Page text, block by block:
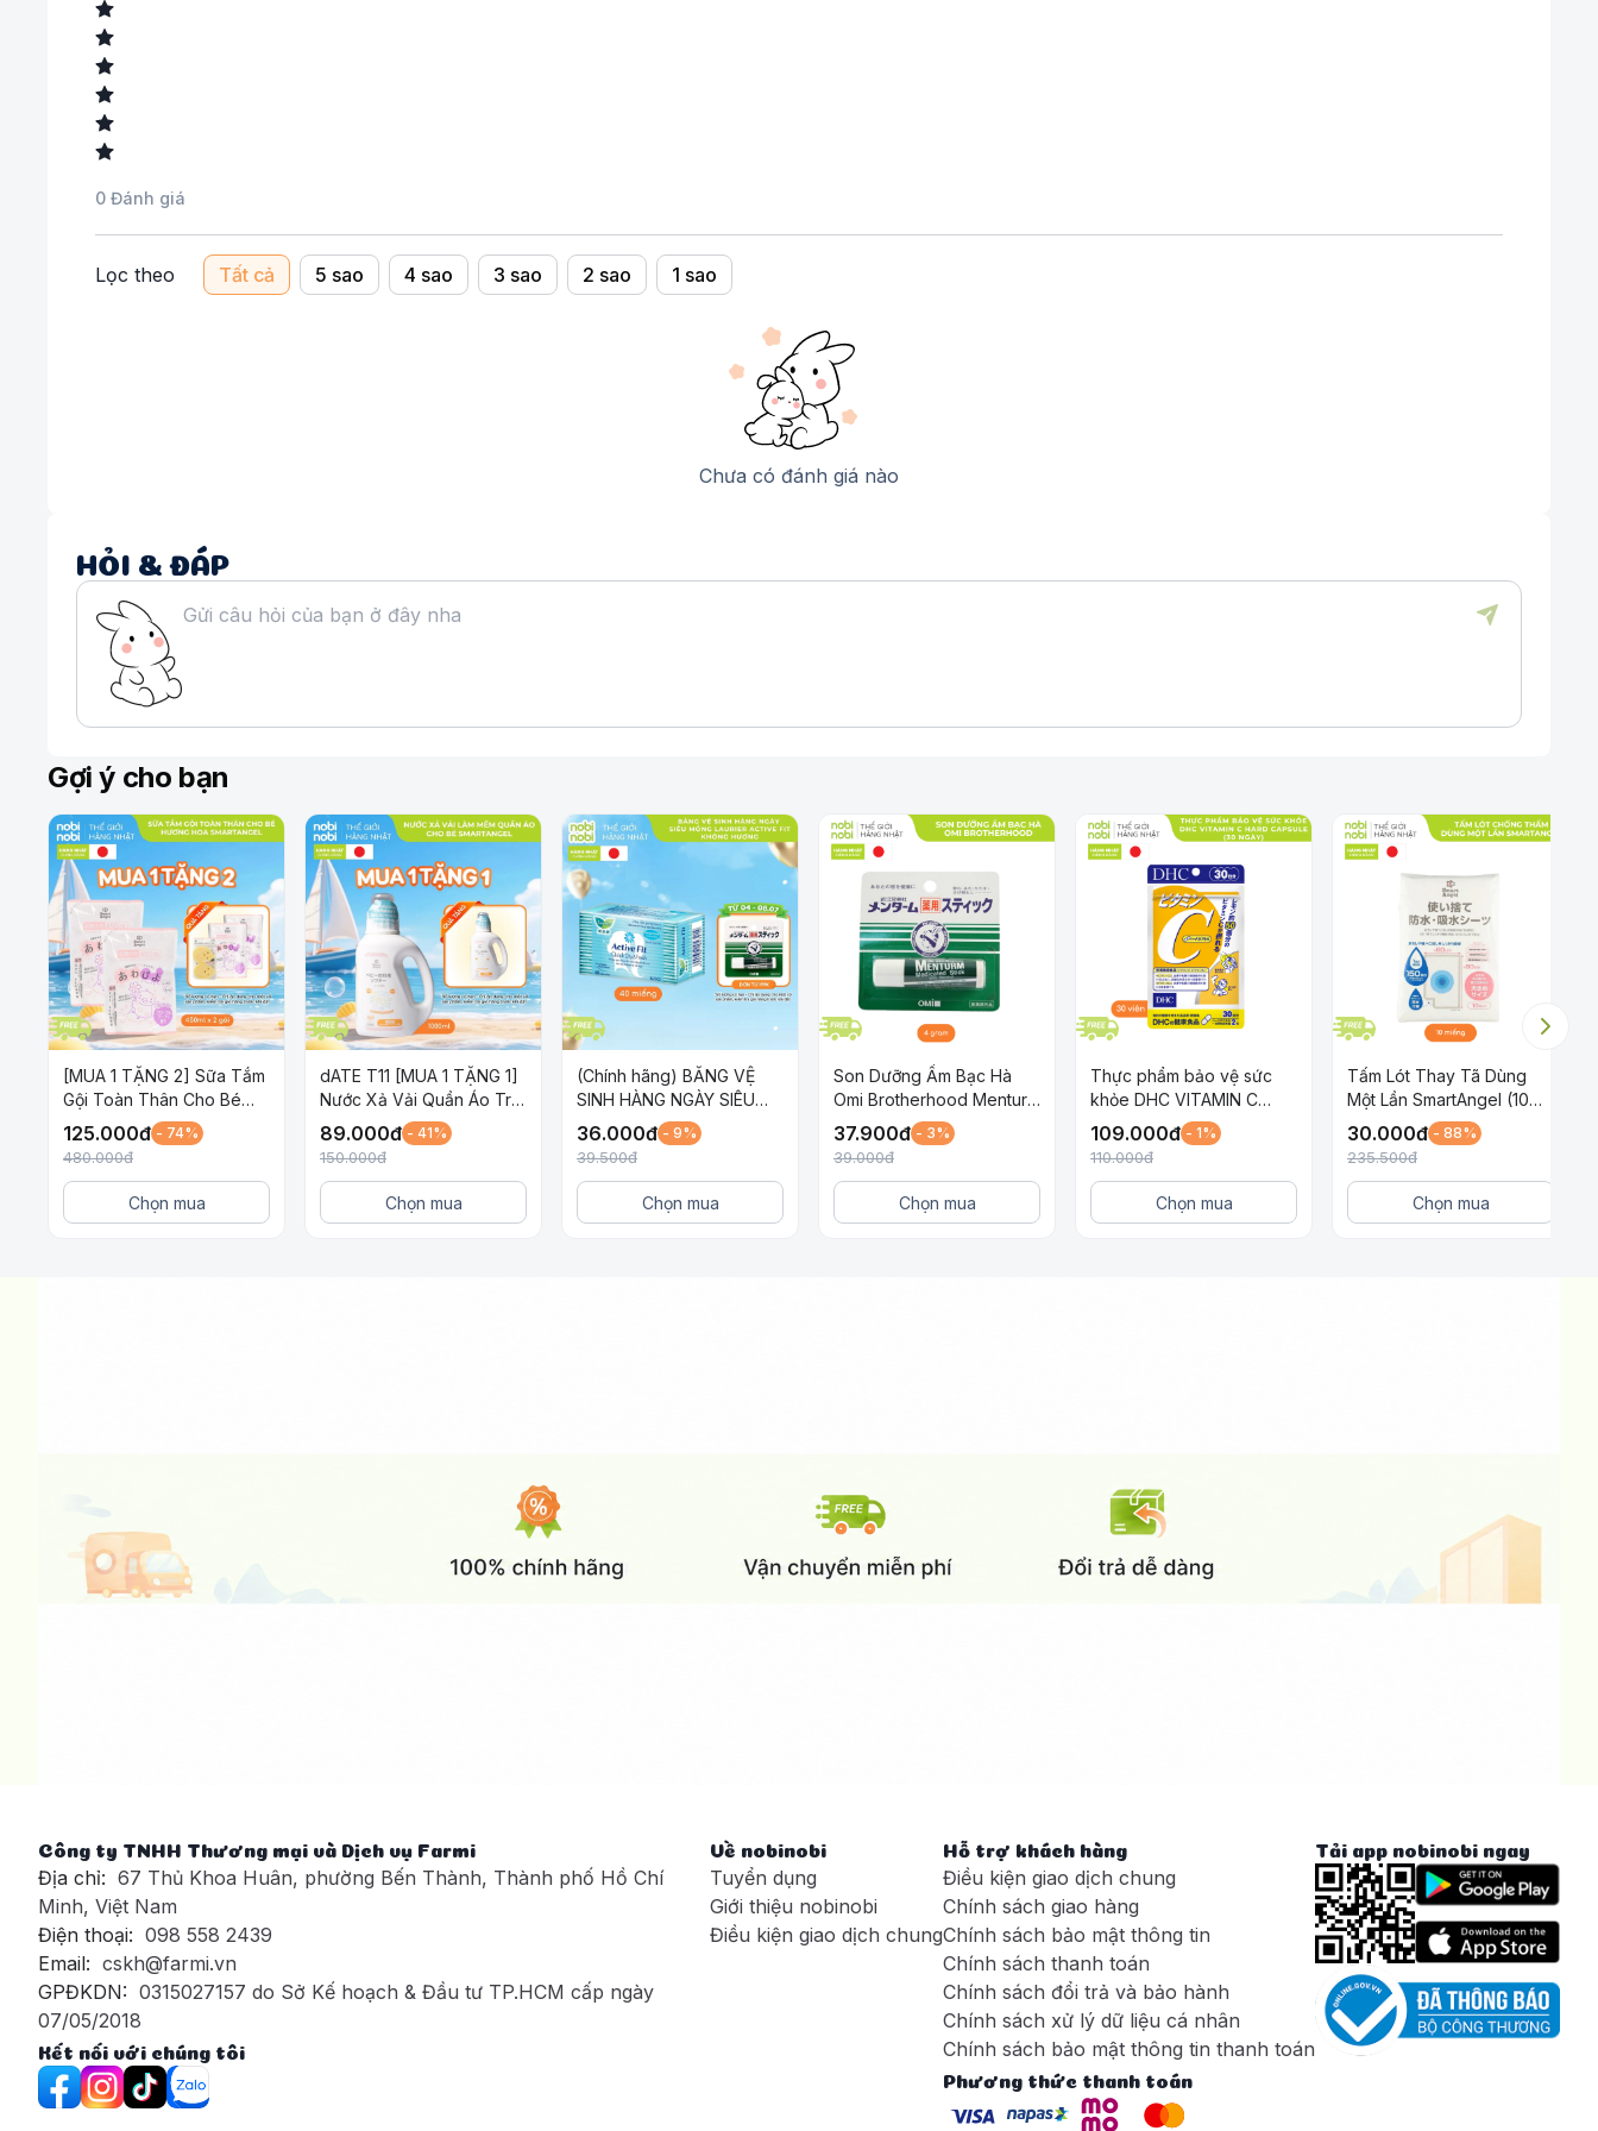
0 Đánh giá
Lọc theo Tất cả 5 sao 4 sao 3 sao 2 sao 1 sao
Chưa có đánh giá nào
HỎI & ĐÁP
Gợi ý cho bạn
[MUA 1 TẶNG 2] Sữa Tắm
Gội Toàn Thân Cho Bé
Awapiyo SmartAngel Dịu
Nhẹ Lành Tính Hương Hoa
125.000đ - 74%
480.000đ
Chọn mua
dATE T11 [MUA 1 TẶNG 1]
Nước Xả Vải Quần Áo Trẻ
Em SmartAngel Dịu Nhẹ,
An Toàn và Lành Tính Cho
89.000đ - 41%
150.000đ
Chọn mua
(Chính hãng) BĂNG VỆ
SINH HÀNG NGÀY SIÊU
MỎNG LAURIER ACTIVE
FIT KHÔNG HƯƠNG 40
36.000đ - 9%
39.500đ
Chọn mua
Son Dưỡng Ẩm Bạc Hà
Omi Brotherhood Menturm
Dành Cho Môi Khô Và Nứt
Nẻ
37.900đ - 3%
39.000đ
Chọn mua
Thực phẩm bảo vệ sức
khỏe DHC VITAMIN C
HARD CAPSULE (30 ngày)
109.000đ - 1%
110.000đ
Chọn mua
Tấm Lót Thay Tã Dùng
Một Lần SmartAngel (10
miếng)
30.000đ - 88%
235.500đ
Chọn mua
Công ty TNHH Thương mại và Dịch vụ Farmi
Địa chỉ: 67 Thủ Khoa Huân, phường Bến Thành, Thành phố Hồ Chí
Minh, Việt Nam
Điện thoại: 098 558 2439
Email: cskh@farmi.vn
GPĐKDN: 0315027157 do Sở Kế hoạch & Đầu tư TP.HCM cấp ngày
07/05/2018
Kết nối với chúng tôi
Về nobinobi
Tuyển dụng
Giới thiệu nobinobi
Điều kiện giao dịch chung
Hỗ trợ khách hàng
Điều kiện giao dịch chung
Chính sách giao hàng
Chính sách bảo mật thông tin
Chính sách thanh toán
Chính sách đổi trả và bảo hành
Chính sách xử lý dữ liệu cá nhân
Chính sách bảo mật thông tin thanh toán
Phương thức thanh toán
Tải app nobinobi ngay